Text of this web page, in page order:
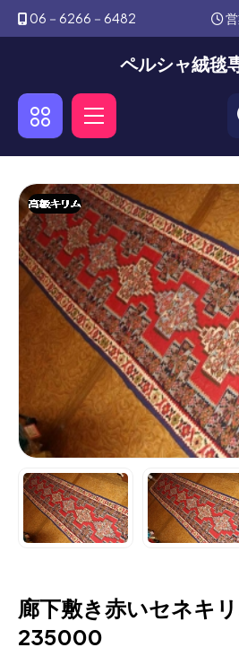
06－6266－6482
ペルシャ絨毯
廊下敷き赤いセネキ
235000